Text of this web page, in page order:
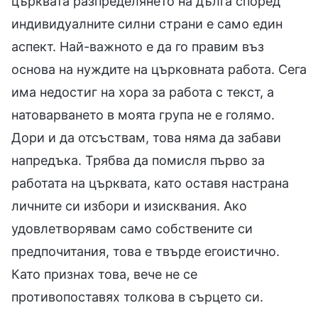
индивидуалните силни страни е само един
аспект. Най-важното е да го правим въз
основа на нуждите на църковната работа. Сега
има недостиг на хора за работа с текст, а
натоварването в моята група не е голямо.
Дори и да отсъствам, това няма да забави
напредъка. Трябва да помисля първо за
работата на църквата, като оставя настрана
личните си избори и изисквания. Ако
удовлетворявам само собствените си
предпочитания, това е твърде егоистично.
Като признах това, вече не се
противопоставях толкова в сърцето си.